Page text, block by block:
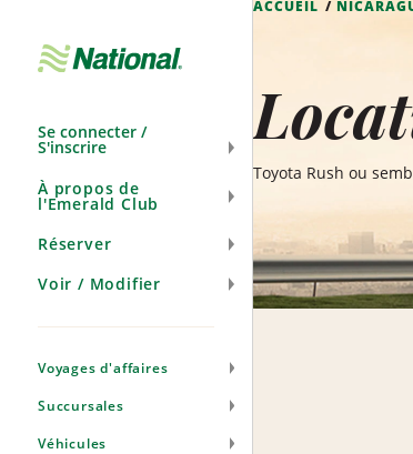
navigation
Se connecter /
S'inscrire
À propos de
l'Emerald Club
Réserver
Voir / Modifier
Voyages d'affaires
Succursales
Véhicules
ACCUEIL
Toyota Rush ou